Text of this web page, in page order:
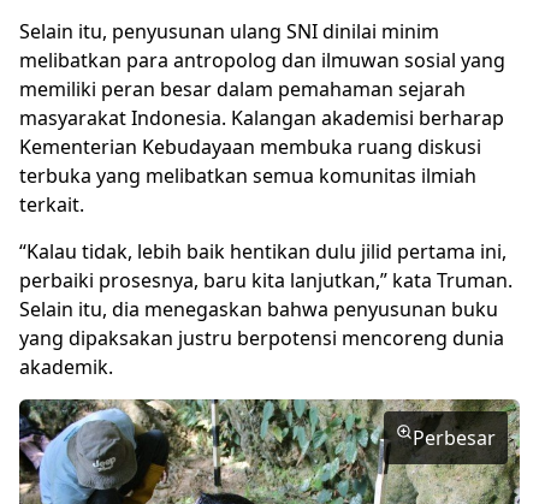
Selain itu, penyusunan ulang SNI dinilai minim
melibatkan para antropolog dan ilmuwan sosial yang
memiliki peran besar dalam pemahaman sejarah
masyarakat Indonesia. Kalangan akademisi berharap
Kementerian Kebudayaan membuka ruang diskusi
terbuka yang melibatkan semua komunitas ilmiah
terkait.
“Kalau tidak, lebih baik hentikan dulu jilid pertama ini,
perbaiki prosesnya, baru kita lanjutkan,” kata Truman.
Selain itu, dia menegaskan bahwa penyusunan buku
yang dipaksakan justru berpotensi mencoreng dunia
akademik.
Perbesar